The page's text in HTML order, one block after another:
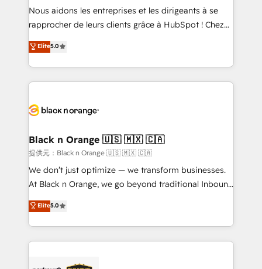
B2B sectors such as manufacturing, SaaS and
business services. We prepare a customized
impact of your digital transformation, including a
detailed financial rationale with a focus on ROI and
embark on a transformational journey that sets your
business up for long-term success. Unlock your
business. If not now, when?
Nous aidons les entreprises et les dirigeants à se
rapprocher de leurs clients grâce à HubSpot ! Chez
DIGITALISIM, nous avons l'intime conviction que la
réussite des entreprises passe par l’innovation web,
le marketing digital, et la relation client ! C'est
pourquoi, nos experts sont à la fois capables de
référencement, votre stratégie digitale et le pilotage
projet HubSpot avec DIGITALISIM : 🧽 Nettoyage,
migration et intégration des bases de données. 🚀
Développement des interfaces avec vos logiciels
métiers ⚙️ Configuration de la plateforme HubSpot
Book Process & Guidelines utilisateurs 🎓
Formations des utilisateurs
Elite5.0
Black n Orange 🇺🇸 🇲🇽 🇨🇦
提供元：Black n Orange 🇺🇸 🇲🇽 🇨🇦
We don’t just optimize — we transform businesses.
At Black n Orange, we go beyond traditional Inbound
Marketing with our exclusive methodologies:
BOOMS and BOOST. Together, they form a powerful
combination that has driven success for over 800
businesses worldwide. As Elite HubSpot Partners, we
Elite5.0